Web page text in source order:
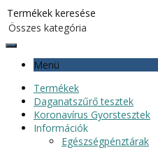
Menü
Termékek
Daganatszűrő tesztek
Koronavírus Gyorstesztek
Információk
Egészségpénztárak